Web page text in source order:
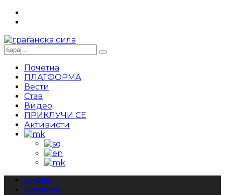
Почетна
ПЛАТФОРМА
Вести
Став
Видео
ПРИКЛУЧИ СЕ
Активисти
ПОЧЕТНА
ПЛАТФОРМА